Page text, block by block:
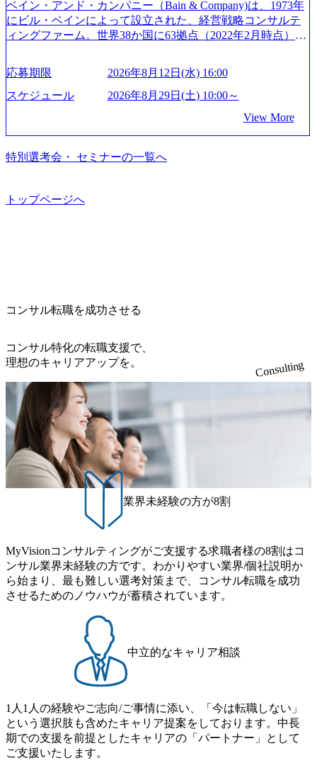
す。 ※案件によっては客先に出向いての作業も発生しま
す。 ＜ITコンサルタント＞ Webアプリケーション、SaaS系
模基幹システムにおける最上流のPoC(概念実証)支援から構
想策定、開発マネジメント支援までを一気通貫で担当して
います。 生成AIなどの最新技術とシステムを活用し、顧客
の業務革新と効率化の実現に貢献します。 ＜PL/PM＞ 顧客
の要望を深くヒアリングし、企画構想からアジャイル開発
による開発支援までを一気通貫で推進していただきます。
プロジェクト提案・推進の中核として、企画・要件定義か
流での現状分析、顧客ヒアリング、戦略策定、技術選定、
ルティング領域)から参画いただきます。 課題選定から顧客
だきます。 アジャイル開発を通じて顧客の要望や提案を柔
軟に取り入れながら改善サイクルを回すため、ご自身の提
案がサービスに直接反映されやすく、高い貢献度を実感で
きます。 ● 勤務地 東京都渋谷区渋谷3丁目6-7 渋谷金王タワ
ー 事業所内禁煙(入居する施設に喫煙専用室あり) ・就業規
則により就業時間内の喫煙を全面的に禁止 ・禁煙サポート
制度あり オンライン ● 必須要件 以下いずれかのご経験をお
持ちの方 ・システム・ソフトウェア開発経験3年以上 ・要
件定義～基本設計など上流経験2年以上 ・PMO経験2年以上
● 歓迎要件 ・要件定義から詳細設計までのいずれかの上流
工程の経験 ・サブリーダー以上のマネジメント経験 ・お客
様との折衝経験、交渉経験 ・組織課題に対して主体的に業
務改善に取り組まれたご経験 ・アジャイル/スクラムへの興
で主体的に動ける方 ・年齢にこだわらず、アドバイスを素
直に受け取れる方 ・推進力のある方
導入で基幹システムを刷新 (https://www.accenture.com/jp-ja/ca
se-studies/consumer-goods-services/calbee)（消費財・サービ
る 日本では2.3万人以上の従業員を擁しており(会計系BIG4
を上回る規模感)、営業利益率も約15％と驚異的な数字とな
を遂げていることから、今後も高い成長が見込まれる 多く
の技術者を抱えており、アビームコンサルティングに続い
て日本国内2番目にSAP認定コンサルタント制度の有資格者
数が多く、特にIT領域に強みを持つ グローバルのポジショ
ーケットプレイス」が存在し、本ツールを活用で上司の引
職率も21.8%（2023年12月時点）とフレキシブルな働き方を
③12時開始 2026年8月10日(月) 16:00 各回50分程度を想定 オ
ンライン 書類選考通過者
と蓄積されたノウハウを基に独自の方法論やテンプレート
を開発し、それらを活用してお客様に最適なSAPコンサル
ティングサービスを提供する https://storage.googleapis.com/our
96dc8f2-7d54-42b9-a7ae-8c532c52d3d8_1200x678.webp アビー
ムコンサルティング会社資料 (https://www.abeam.com/content/
dam/abeam/jp/ja/about/company/ABeamConsultingCompanyProfil
e_jpn_4.pdf) 『SAP AWARD OF EXCELLENCE 2024』にお
ルティング、社員の健康改善を支援 食事・睡眠など可視
w.businessinsider.jp/post-283587) アサヒグループホールディン
ンサルティング会社となり、今後も成長性が大きくみられ
社時に10日間の間みっちりとコンサルの基礎を支援)を魅力
に感じ、他Big4ではなくアビームを選ぶ方も多数 アビーム
といえばSAPをはじめとしたシステム、とイメージされる
こともあるが実態としては経営戦略策定や新規事業立案な
どのトップラインを上げるための戦略案件も多く存在 特に
スポーツ&エンターテイメント領域ではBig4に先んじて注力
し、業界内で大きな存在感を誇る 社員の多様化する生活ス
タイルやライフイベントに対応した働きやすい職場環境を
実現するため、さまざまなサポート制度を導入している 多
文化理解や女性の活躍推進などの取り組み、また、フレッ
クス制度やフリーロケーション制度、フルリモート制度な
どの多様な働き方をサポートする制度が整備されている 202
6年8月23日(日) 9:00～18:00終了 2026年8月12日(水) 16:00 202
6年8月23日(日)にSustainable SCM SU 1day選考会を開催いた
します。 当SUは「GlobalでのSCM構築」や「物流・調達コ
ストの構造改革」といった伝統的なテーマに留まらずクラ
イアントがこれから取組むべき「グリーントランスフォー
った社会課題やテーマに対して、グローバル知見と最新の
事例などを基に企業の構造改革と社会価値の創造の取り組
みを行うプロフェッショナルチームです。 今回1day選考対
象となるポジションは下記となります。 ・コンサルタント
(調達改革・設備O&M)【SCS SU】 ・コンサルタント(ECM/
流改革/需給プロセス改革)【SSC SU】 ・SCM/ECMデータ・
プロセス分析・AI活用_Sustainable SCM Strategy Unit(Strategy
Consultant職)≪東京・大阪≫ ・コンサルタント(SCS SUオー
プンポジション)【SCS SU】 ※当日は全体での会社説明な
ベイン・アンド・カンパニー（Bain & Company)は、1973年
にビル・ベインによって設立された、経営戦略コンサルテ
ィングファーム。世界38か国に63拠点（2022年2月時点）、
アントにお届けするのは単なるレポートではなく、『結
果』である。」この原則のもと、ベインは1973年に創業さ
れた。クライアントが不確かな未来の中、競争に勝てるよ
に、提言を具体的な行動に落とし込んでいる。 徹底した
「結果主義」を標榜。クライアントのフルポテンシャル実
現を目標に、具体的に目に見える成果を出すことを信条と
（真北）という言葉がよくつかわれる。針が少し東に傾い
外オフィスへのトランスファー制度などが充実している。
東京オフィスに来るグローバルメンバーも多く、グローバ
れており、これまで多くのNPO・NGOなどの非営利団体に
無償でコンサルティングを提供している。 2026年8月29日
(土) の対面Kick-offイベントを皮切りに1か月程度のプログラ
ム ※初回プログラム : 8月29日(土)10:00～13:30 2026年8月12
日(水) 16:00 Bain & Company Tokyoでは、「Tokyo Be Bold Pr
ogram (女性候補者向け選考支援プログラム)」を実施いたし
ます。クライアントに斬新なソリューションを提供し、複
雑な経営課題を解決するために、チームのダイバーシティ
は欠かせません。是非、ユニークな視点と高い志を持つ女
性の皆様に多数ご参画頂きたいと考え、プログラムを開催
性はどのように活躍をしているのか」、「ケース面接の経
験がなく対策の仕方が知りたい」などのお声をたくさんい
食事などのカジュアルな交流、実際のプロジェクトのケー
ススタディ、1対1の模擬面接等、複数のセッションを約1か
月の期間に渡り行い、選考にご参加いただきます。コンサ
ルタント未経験の方でも、戦略コンサルタントの具体的な
仕事内容からお話をさせていただきますので、戦略コンサ
ルティングにご興味をお持ちの方は、この機会にぜひご応
にはWebテストを8月20日までに受験いただきます ・8月21
日までにプログラム参加者をご案内します ・初回プログラ
ム : 8月29日(土)10:00～13:30 @ベイン東京オフィス(六本木)
・プログラム期間中はコンサルタントとの食事会、プロジ
ェクトのご紹介、ケースワークショップなどを実施します
・10月17日(土)開催の選考会にて採用面接を実施する予定で
す ※ご都合が合わない方は別途調整いたします 初回プロ
応募期限
2026年8月12日(水) 16:00
スケジュール
2026年8月29日(土) 10:00～
View More
特別選考会・ セミナーの一覧へ
トップページへ
コンサル転職を成功させる
コンサル特化の転職支援で、
理想のキャリアアップを。
Consulting
業界未経験の方が8割
MyVisionコンサルティングがご支援する求職者様の8割はコ
ンサル業界未経験の方です。わかりやすい業界/個社説明か
ら始まり、最も難しい選考対策まで、コンサル転職を成功
させるためのノウハウが蓄積されています。
中立的なキャリア相談
1人1人の経験やご志向/ご事情に添い、「今は転職しない」
という選択肢も含めたキャリア提案をしております。中長
期での支援を前提としたキャリアの「パートナー」として
ご支援いたします。